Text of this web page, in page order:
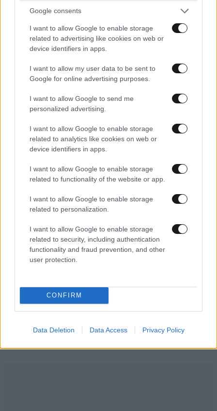
Google consents
I want to allow Google to enable storage
related to advertising like cookies on web or
device identifiers in apps.
I want to allow my user data to be sent to
Google for online advertising purposes.
I want to allow Google to send me
personalized advertising.
I want to allow Google to enable storage
related to analytics like cookies on web or
device identifiers in apps.
I want to allow Google to enable storage
related to functionality of the website or app.
I want to allow Google to enable storage
related to personalization.
I want to allow Google to enable storage
related to security, including authentication
functionality and fraud prevention, and other
user protection.
CONFIRM
Data Deletion Data Access Privacy Policy
«Κόλαση» δίχως τέλος στην Αϊτή: 613 νεκροί,
παιδιά εκτελούνται και γυναίκες βιάζονται από
συμμορίες μέσα σε πέντε μήνες
ΗΠΑ: Κοντά σε συμφωνία για τα Στενά του
Ορμούζ – «Υπάρχει πρόοδος»
Ακολουθήστε τοNEWSBEASTστοGoogle News
και μάθετε πρώτοι όλες τις ειδήσεις